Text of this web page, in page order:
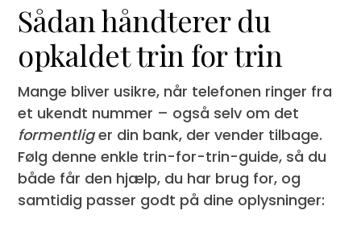
Sådan håndterer du
opkaldet trin for trin
Mange bliver usikre, når telefonen ringer fra
et ukendt nummer – også selv om det
formentliger din bank, der vender tilbage.
Følg denne enkle trin-for-trin-guide, så du
både får den hjælp, du har brug for, og
samtidig passer godt på dine oplysninger: